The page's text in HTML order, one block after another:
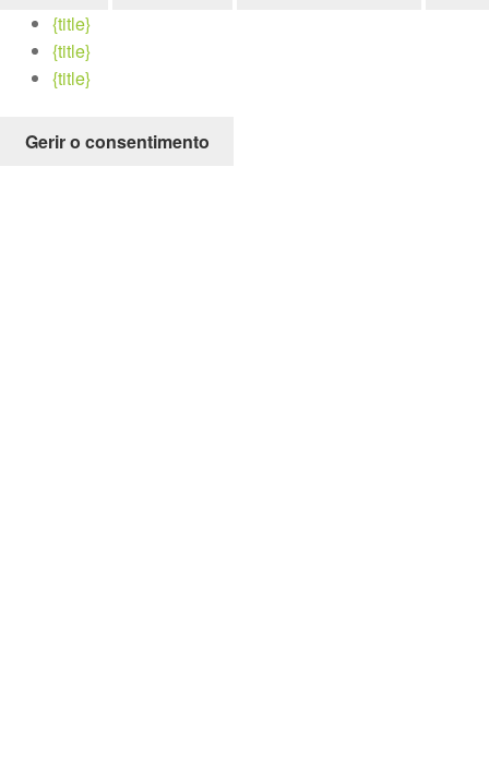
{title}
{title}
{title}
Gerir o consentimento